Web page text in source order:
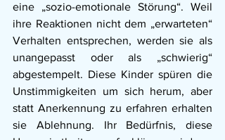
eine „sozio-emotionale Störung“. Weil
ihre Reaktionen nicht dem „erwarteten“
Verhalten entsprechen, werden sie als
unangepasst oder als „schwierig“
abgestempelt. Diese Kinder spüren die
Unstimmigkeiten um sich herum, aber
statt Anerkennung zu erfahren erhalten
sie Ablehnung. Ihr Bedürfnis, diese